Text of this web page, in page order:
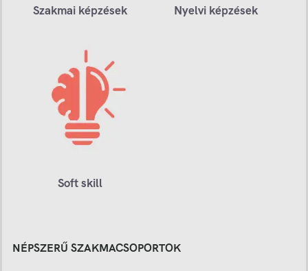
Szakmai képzések Nyelvi képzések
Soft skill
NÉPSZERŰ SZAKMACSOPORTOK